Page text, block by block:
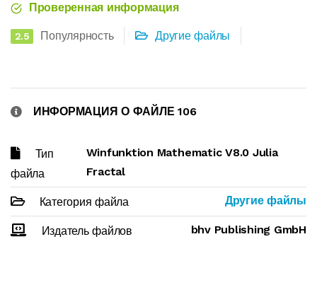
Проверенная информация
2.5 Популярность Другие файлы
ИНФОРМАЦИЯ О ФАЙЛЕ 106
Тип
файла
Winfunktion Mathematic V8.0 Julia
Fractal
Категория файла Другие файлы
Издатель файлов bhv Publishing GmbH